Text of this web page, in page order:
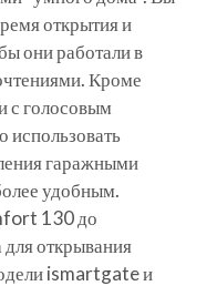
открытия и
они работали в
Кроме
с голосовым
использовать
гаражными
удобным.
130 до
для открывания
ismartgate и